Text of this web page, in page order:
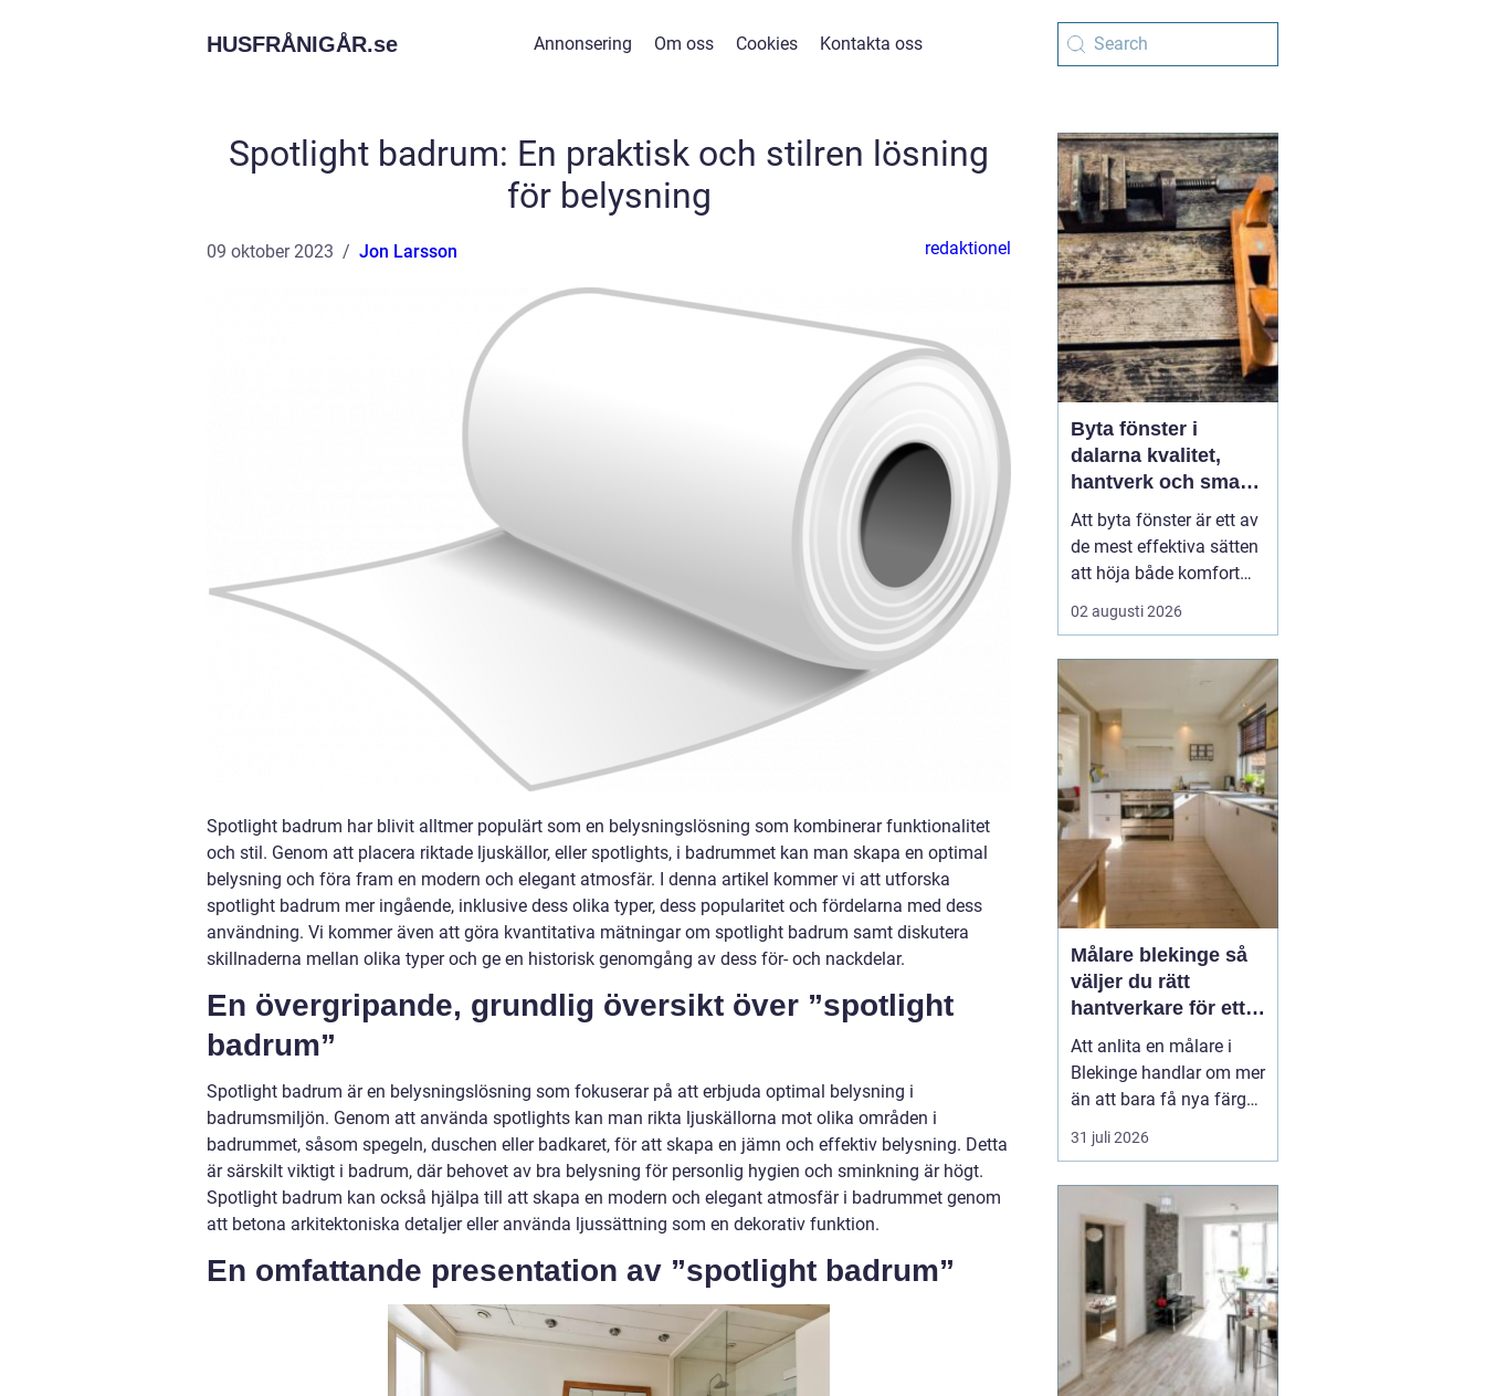
HUSFRÅNIGÅR.se Annonsering Om oss Cookies Kontakta oss
Spotlight badrum: En praktisk och stilren lösning
för belysning
09 oktober 2023 Jon Larsson redaktionel
Spotlight badrum har blivit alltmer populärt som en belysningslösning som kombinerar funktionalitet
och stil. Genom att placera riktade ljuskällor, eller spotlights, i badrummet kan man skapa en optimal
belysning och föra fram en modern och elegant atmosfär. I denna artikel kommer vi att utforska
spotlight badrum mer ingående, inklusive dess olika typer, dess popularitet och fördelarna med dess
användning. Vi kommer även att göra kvantitativa mätningar om spotlight badrum samt diskutera
skillnaderna mellan olika typer och ge en historisk genomgång av dess för- och nackdelar.
En övergripande, grundlig översikt över ”spotlight
badrum”
Spotlight badrum är en belysningslösning som fokuserar på att erbjuda optimal belysning i
badrumsmiljön. Genom att använda spotlights kan man rikta ljuskällorna mot olika områden i
badrummet, såsom spegeln, duschen eller badkaret, för att skapa en jämn och effektiv belysning. Detta
är särskilt viktigt i badrum, där behovet av bra belysning för personlig hygien och sminkning är högt.
Spotlight badrum kan också hjälpa till att skapa en modern och elegant atmosfär i badrummet genom
att betona arkitektoniska detaljer eller använda ljussättning som en dekorativ funktion.
En omfattande presentation av ”spotlight badrum”
Byta fönster i
dalarna kvalitet,
hantverk och smarta
val
Att byta fönster är ett av
de mest effektiva sätten
att höja både komfort
och värde på ett hus. I
Dalarna spelar
utseende och tradition
stor roll. Många vill
kombinera bättre
energiprestanda med
klassisk karaktär,
oavsett om huset lig...
02 augusti 2026
Målare blekinge så
väljer du rätt
hantverkare för ett
hållbart resultat
Att anlita en målare i
Blekinge handlar om mer
än att bara få nya färger
på väggarna. En skicklig
målare kan förvandla ett
hem, skydda fasaden
mot väder och vind och
höja värdet på hela
fastigheten. Samtidigt
innebär fel v...
31 juli 2026